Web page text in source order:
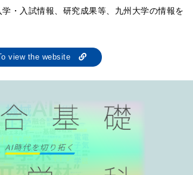
・入試情報、研究成果等、九州大学の情報を
view the website